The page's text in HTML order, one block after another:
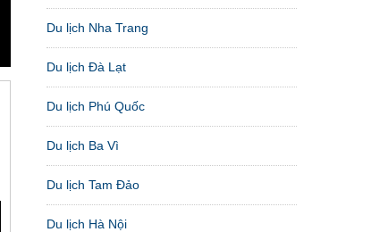
Du lịch Nha Trang
Du lịch Đà Lạt
Du lịch Phú Quốc
Du lịch Ba Vì
Du lịch Tam Đảo
Du lịch Hà Nội